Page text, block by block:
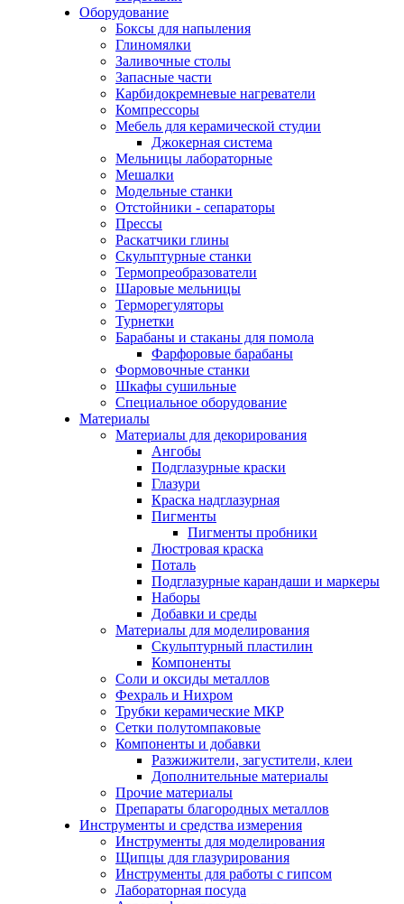
Оборудование
Боксы для напыления
Глиномялки
Заливочные столы
Запасные части
Карбидокремневые нагреватели
Компрессоры
Мебель для керамической студии
Джокерная система
Мельницы лабораторные
Мешалки
Модельные станки
Отстойники - сепараторы
Прессы
Раскатчики глины
Скульптурные станки
Термопреобразователи
Шаровые мельницы
Терморегуляторы
Турнетки
Барабаны и стаканы для помола
Фарфоровые барабаны
Формовочные станки
Шкафы сушильные
Специальное оборудование
Материалы
Материалы для декорирования
Ангобы
Подглазурные краски
Глазури
Краска надглазурная
Пигменты
Пигменты пробники
Люстровая краска
Поталь
Подглазурные карандаши и маркеры
Наборы
Добавки и среды
Материалы для моделирования
Скульптурный пластилин
Компоненты
Соли и оксиды металлов
Фехраль и Нихром
Трубки керамические МКР
Сетки полутомпаковые
Компоненты и добавки
Разжижители, загустители, клеи
Дополнительные материалы
Прочие материалы
Препараты благородных металлов
Инструменты и средства измерения
Инструменты для моделирования
Щипцы для глазурирования
Инструменты для работы с гипсом
Лабораторная посуда